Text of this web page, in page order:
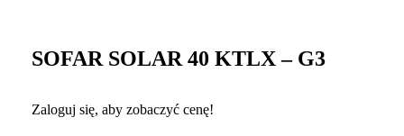
SOFAR SOLAR 40 KTLX – G3
Zaloguj się, aby zobaczyć cenę!